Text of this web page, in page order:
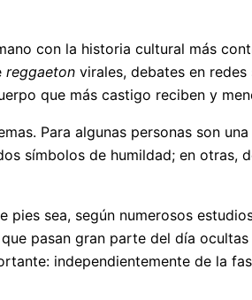
con la historia cultural más
reggaeton virales, debates en
que más castigo reciben y
Para algunas personas son
símbolos de humildad; en
sea, según numerosos
pasan gran parte del día
independientemente de la